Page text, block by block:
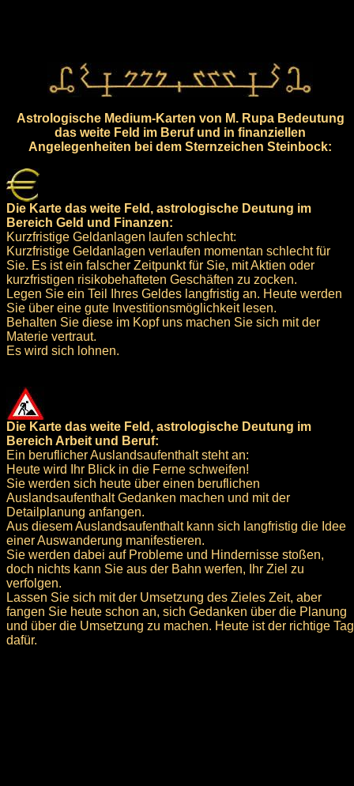
Astrologische Medium-Karten von M. Rupa Bedeutung
das weite Feld im Beruf und in finanziellen
Angelegenheiten bei dem Sternzeichen Steinbock:
Die Karte das weite Feld, astrologische Deutung im
Bereich Geld und Finanzen:
Kurzfristige Geldanlagen laufen schlecht:
Kurzfristige Geldanlagen verlaufen momentan schlecht für
Sie. Es ist ein falscher Zeitpunkt für Sie, mit Aktien oder
kurzfristigen risikobehafteten Geschäften zu zocken.
Legen Sie ein Teil Ihres Geldes langfristig an. Heute werden
Sie über eine gute Investitionsmöglichkeit lesen.
Behalten Sie diese im Kopf uns machen Sie sich mit der
Materie vertraut.
Es wird sich lohnen.
Die Karte das weite Feld, astrologische Deutung im
Bereich Arbeit und Beruf:
Ein beruflicher Auslandsaufenthalt steht an:
Heute wird Ihr Blick in die Ferne schweifen!
Sie werden sich heute über einen beruflichen
Auslandsaufenthalt Gedanken machen und mit der
Detailplanung anfangen.
Aus diesem Auslandsaufenthalt kann sich langfristig die Idee
einer Auswanderung manifestieren.
Sie werden dabei auf Probleme und Hindernisse stoßen,
doch nichts kann Sie aus der Bahn werfen, Ihr Ziel zu
verfolgen.
Lassen Sie sich mit der Umsetzung des Zieles Zeit, aber
fangen Sie heute schon an, sich Gedanken über die Planung
und über die Umsetzung zu machen. Heute ist der richtige Tag
dafür.